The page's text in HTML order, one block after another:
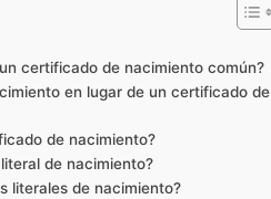
certificado de nacimiento común?
en lugar de un certificado de
de nacimiento?
de nacimiento?
literales de nacimiento?